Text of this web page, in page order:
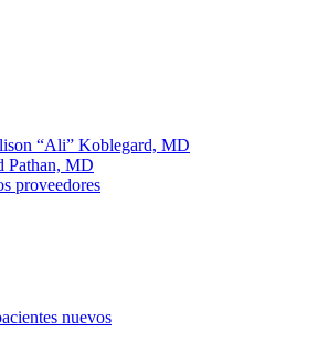
“Ali” Koblegard, MD
Pathan, MD
proveedores
nuevos